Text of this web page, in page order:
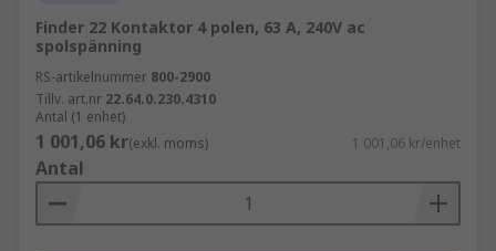
Finder 22 Kontaktor 4 polen, 63 A, 240V ac
spolspänning
RS-artikelnummer 800-2900
Tillv. art.nr 22.64.0.230.4310
Antal (1 enhet)
1 001,06 kr(exkl. moms) 1 001,06 kr/enhet
Antal